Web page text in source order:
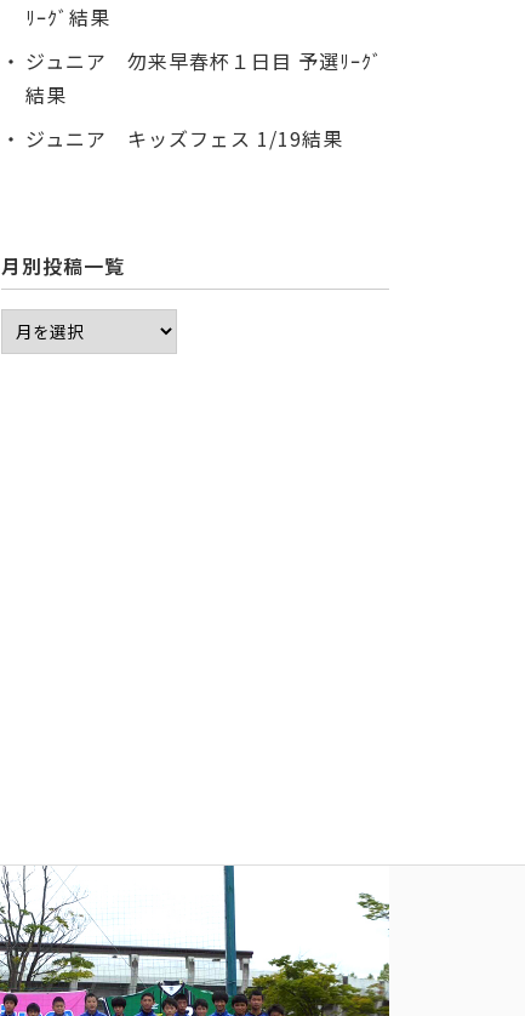
ﾘｰｸﾞ結果
ジュニア 勿来早春杯１日目 予選ﾘｰｸﾞ
結果
ジュニア キッズフェス 1/19結果
月別投稿一覧